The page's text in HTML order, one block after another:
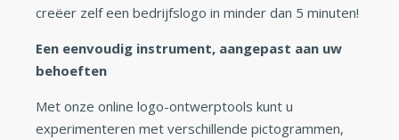
creëer zelf een bedrijfslogo in minder dan 5 minuten!
Een eenvoudig instrument, aangepast aan uw
behoeften
Met onze online logo-ontwerptools kunt u
experimenteren met verschillende pictogrammen,